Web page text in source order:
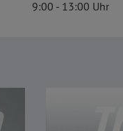
9:00 13:00